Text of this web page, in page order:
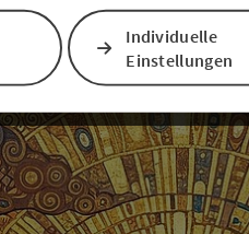
dass Ihre Daten an
Individuelle
Einstellungen